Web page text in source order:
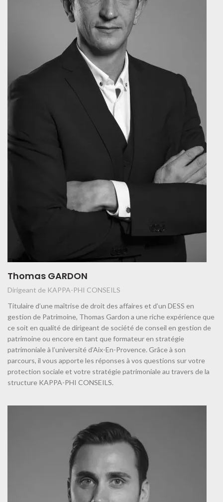
Thomas GARDON
Dirigeant de KAPPA-PHI CONSEILS
Titulaire d’une maîtrise de droit des affaires et d’un DESS en
gestion de Patrimoine, Thomas Gardon a une riche expérience que
ce soit en qualité de dirigeant de société de conseil en gestion de
patrimoine ou encore en tant que formateur en stratégie
patrimoniale à l’université d’Aix-En-Provence. Grâce à son
parcours, il vous apporte les réponses à vos questions sur votre
protection sociale et votre stratégie patrimoniale au travers de la
structure KAPPA-PHI CONSEILS.